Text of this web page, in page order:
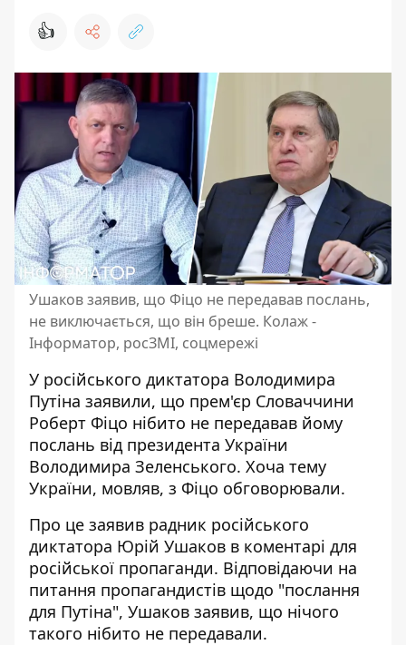
👍
Ушаков заявив, що Фіцо не передавав послань,
не виключається, що він бреше. Колаж -
Інформатор, росЗМІ, соцмережі
У російського диктатора Володимира
Путіна заявили, що прем'єр Словаччини
Роберт Фіцо нібито не передавав йому
послань від президента України
Володимира Зеленського. Хоча тему
України, мовляв, з Фіцо обговорювали.
Про це заявив радник російського
диктатора Юрій Ушаков в коментарі для
російської пропаганди. Відповідаючи на
питання пропагандистів щодо "послання
для Путіна", Ушаков заявив, що нічого
такого нібито не передавали.